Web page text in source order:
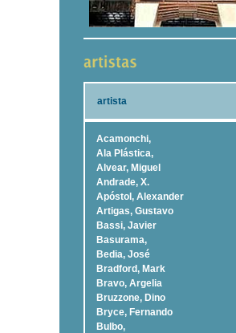
artista
Acamonchi,
Ala Plástica,
Alvear, Miguel
Andrade, X.
Apóstol, Alexander
Artigas, Gustavo
Bassi, Javier
Basurama,
Bedia, José
Bradford, Mark
Bravo, Argelia
Bruzzone, Dino
Bryce, Fernando
Bulbo,